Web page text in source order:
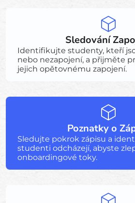
Sledování
Identifikujte studenty, kteří
nebo nezapojení, a přijměte
jejich opětovnému zapojení.
Poznatky o
Sledujte pokrok zápisu a
studenti odcházejí, abyste
onboardingové toky.